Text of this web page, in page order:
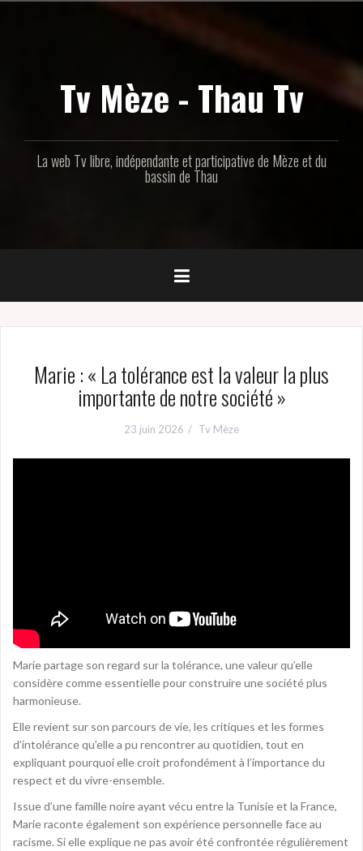
Tv Mèze - Thau Tv
La web Tv libre, indépendante et participative de Mèze et du
bassin de Thau
Marie : « La tolérance est la valeur la plus
importante de notre société »
23 juin 2026 Tv Mèze
Marie partage son regard sur la tolérance, une valeur qu’elle
considère comme essentielle pour construire une société plus
harmonieuse.
Elle revient sur son parcours de vie, les critiques et les formes
d’intolérance qu’elle a pu rencontrer au quotidien, tout en
expliquant pourquoi elle croit profondément à l’importance du
respect et du vivre-ensemble.
Issue d’une famille noire ayant vécu entre la Tunisie et la France,
Marie raconte également son expérience personnelle face au
racisme. Si elle explique ne pas avoir été confrontée régulièrement